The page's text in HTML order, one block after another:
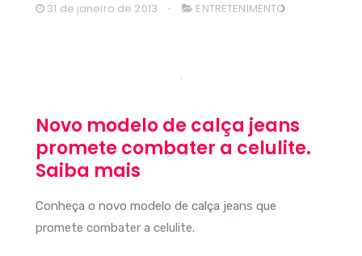
31 de janeiro de 2013 ENTRETENIMENTO
Novo modelo de calça jeans
promete combater a celulite.
Saiba mais
Conheça o novo modelo de calça jeans que
promete combater a celulite.